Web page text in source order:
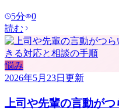
5分
0
読む
悩み
2026年5月23日 更新
上司や先輩の言動が